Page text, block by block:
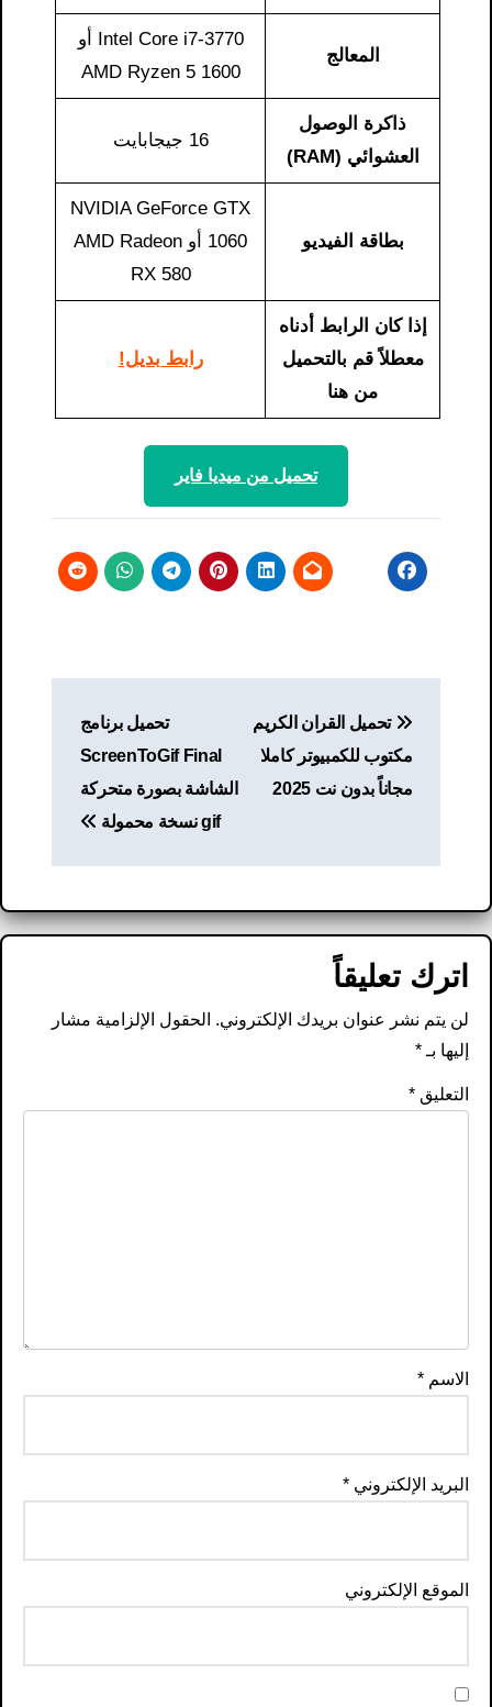
المعالج
Intel Core i7-3770 أو
AMD Ryzen 5 1600
ذاكرة الوصول
العشوائي (RAM)
16 جيجابايت
بطاقة الفيديو
NVIDIA GeForce GTX
1060 أو AMD Radeon
RX 580
إذا كان الرابط أدناه
معطلاً قم بالتحميل
من هنا
رابط بديل!
تحميل من ميديا ​​فاير
المقالات
تحميل القران الكريم
مكتوب للكمبيوتر كاملا
مجاناً بدون نت 2025
تحميل برنامج
ScreenToGif Final
الشاشة بصورة متحركة
gif نسخة محمولة
اترك تعليقاً
لن يتم نشر عنوان بريدك الإلكتروني. الحقول الإلزامية مشار
إليها بـ*
التعليق*
الاسم*
البريد الإلكتروني*
الموقع الإلكتروني